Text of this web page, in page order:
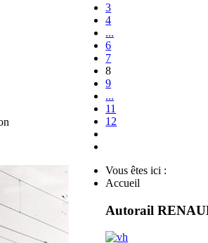
3
4
...
6
7
8
9
...
11
12
Vous êtes ici :
Accueil
Autorail